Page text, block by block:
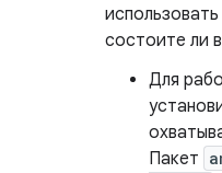
использовать
состоите ли
Для
Пакет